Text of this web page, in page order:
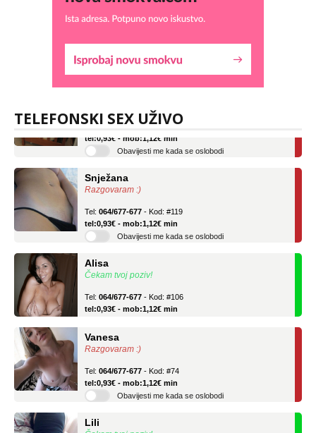
TELEFONSKI SEX UŽIVO
Maja
Tel: 064/677-677- Kod: #04
Snježana
Razgovaram :)
Alisa
Čekam tvoj poziv!
Vanesa
Razgovaram :)
Lili
Čekam tvoj poziv!